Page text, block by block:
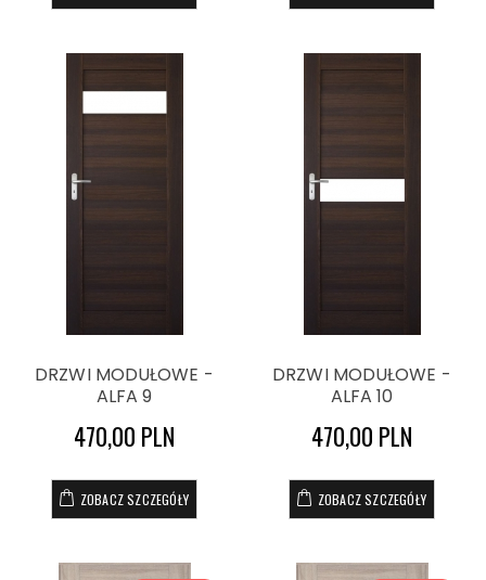
DRZWI MODUŁOWE -
ALFA 9
470,00 PLN
ZOBACZ SZCZEGÓŁY
DRZWI MODUŁOWE -
ALFA 10
470,00 PLN
ZOBACZ SZCZEGÓŁY